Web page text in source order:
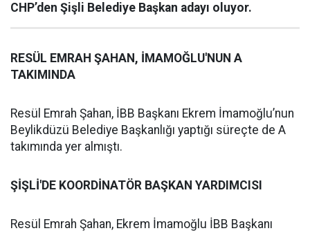
CHP’den Şişli Belediye Başkan adayı oluyor.
RESÜL EMRAH ŞAHAN, İMAMOĞLU'NUN A
TAKIMINDA
Resül Emrah Şahan, İBB Başkanı Ekrem İmamoğlu’nun
Beylikdüzü Belediye Başkanlığı yaptığı süreçte de A
takımında yer almıştı.
ŞİŞLİ'DE KOORDİNATÖR BAŞKAN YARDIMCISI
Resül Emrah Şahan, Ekrem İmamoğlu İBB Başkanı